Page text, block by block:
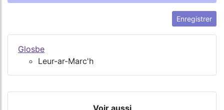
Enregistrer
Glosbe
Leur-ar-Marc'h
Voir aussi